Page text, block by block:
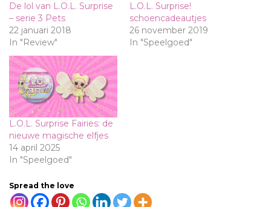
De lol van L.O.L. Surprise
– serie 3 Pets
22 januari 2018
In "Review"
L.O.L. Surprise!
schoencadeautjes
26 november 2019
In "Speelgoed"
L.O.L. Surprise Fairies: de
nieuwe magische elfjes
14 april 2025
In "Speelgoed"
Spread the love